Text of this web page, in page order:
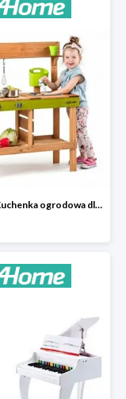
Woody Kuchenka ogrodowa dla dzieci Rosalie